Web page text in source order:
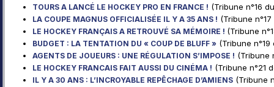
TOURS A LANCÉ LE HOCKEY PRO EN FRANCE ! (Tribune n°16
LA COUPE MAGNUS OFFICIALISÉE IL Y A 35 ANS ! (Tribune
LE HOCKEY FRANÇAIS A RETROUVÉ SA MÉMOIRE ! (Tribune
BUDGET : LA TENTATION DU « COUP DE BLUFF » (Tribune n°19
AGENTS DE JOUEURS : UNE RÉGULATION S’IMPOSE ! (Tribune
LE HOCKEY FRANCAIS FAIT AUSSI DU CINÉMA ! (Tribune n°21
IL Y A 30 ANS : L’INCROYABLE REPÊCHAGE D’AMIENS (Tribune